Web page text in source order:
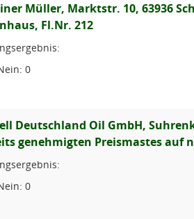
Müller, Marktstr. 10, 63936
Fl.Nr. 212
0
Deutschland Oil GmbH,
genehmigten Preismastes auf
0